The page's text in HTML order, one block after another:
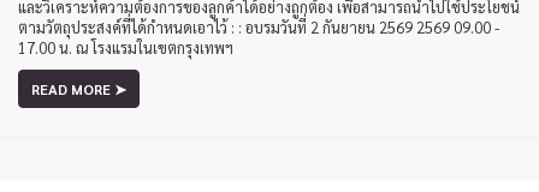
และวิเคราะห์ความต้องการของลูกค้าได้อย่างถูกต้อง เพื่อสามารถนำไปใช้ประโยชน์
ตามวัตถุประสงค์ที่ได้กำหนดเอาไว้ : : อบรมวันที่ 2 กันยายน 2569 2569 09.00 -
17.00 น. ณ โรงแรมในเขตกรุงเทพฯ
READ MORE ➤